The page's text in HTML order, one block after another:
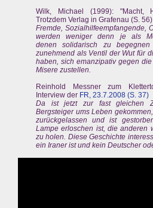
Wilk, Michael (1999): "Macht,
Trotzdem Verlag in Grafenau (S. 56)
Fremde, Sozialhilfeempfangende,
werden weniger denn je als
denen solidarisch zu
zunehmend als Ventil der Wut für
haben, sich emanzipativ gegen
Misere zustellen.
Reinhold Messner zum
Interview der FR, 23.7.2008 (S. 37)
Da ist jetzt zur fast gleichen
Bergsteiger ums Leben
zurückgelassen und ist
Lampe erloschen ist, die anderen
zu holen. Diese Geschichte
ein Iraner ist und kein Deutscher